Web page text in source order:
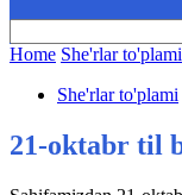
Home She'rlar to'plami
She'rlar to'plami
21-oktabr til